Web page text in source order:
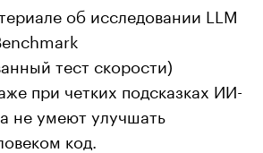
об исследовании LLM
тест скорости)
при четких подсказках ИИ-
не умеют улучшать
код.